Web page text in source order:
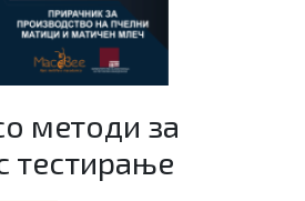
методи за
тестирање